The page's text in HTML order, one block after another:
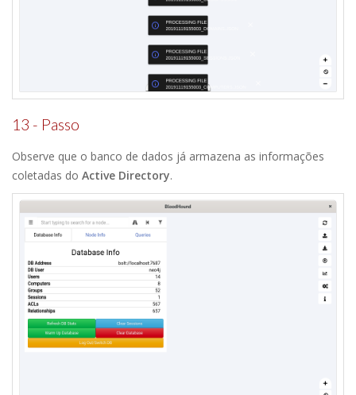
13 - Passo
Observe que o banco de dados já armazena as informações
coletadas do Active Directory.